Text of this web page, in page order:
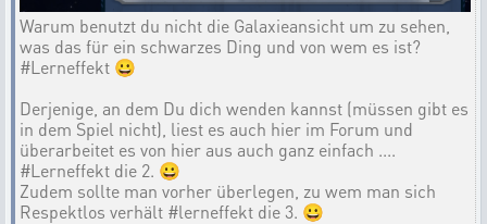
Warum benutzt du nicht die Galaxieansicht um zu sehen,
was das für ein schwarzes Ding und von wem es ist?
#Lerneffekt 😀
Derjenige, an dem Du dich wenden kannst (müssen gibt es
in dem Spiel nicht), liest es auch hier im Forum und
überarbeitet es von hier aus auch ganz einfach ....
#Lerneffekt die 2. 😀
Zudem sollte man vorher überlegen, zu wem man sich
Respektlos verhält #lerneffekt die 3. 😀